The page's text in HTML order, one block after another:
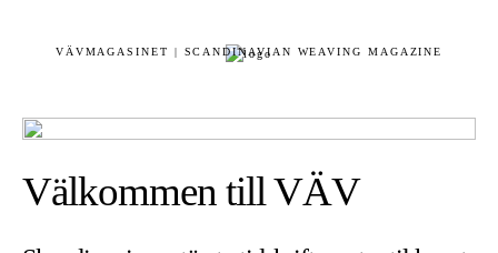
VÄVMAGASINET | SCANDINAVIAN WEAVING MAGAZINE
Välkommen till VÄV